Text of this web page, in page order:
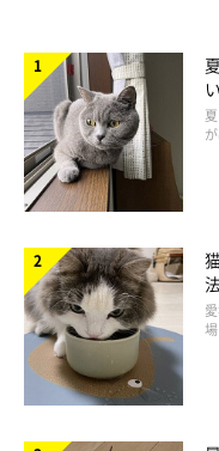
・「遊んだあとは、近
しています。別々に置
・「それぞれが距離をお
・「特別いいわけではな
離」